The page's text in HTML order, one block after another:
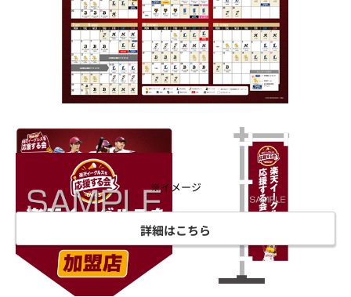
※イメージ
詳細はこちら